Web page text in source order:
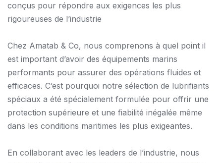
conçus pour répondre aux exigences les plus
rigoureuses de l’industrie
Chez Amatab & Co, nous comprenons à quel point il
est important d’avoir des équipements marins
performants pour assurer des opérations fluides et
efficaces. C’est pourquoi notre sélection de lubrifiants
spéciaux a été spécialement formulée pour offrir une
protection supérieure et une fiabilité inégalée même
dans les conditions maritimes les plus exigeantes.
En collaborant avec les leaders de l’industrie, nous